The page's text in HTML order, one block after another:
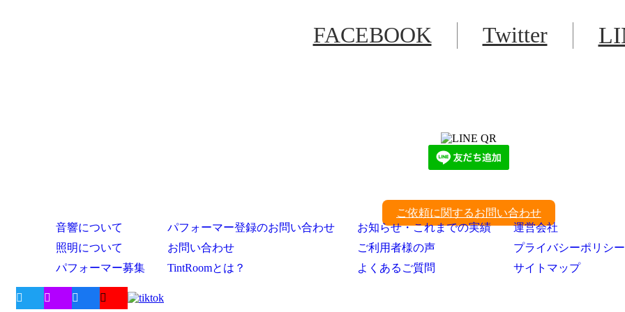
FACEBOOK Twitter
ご依頼に関するお問い合わせ
音響について
照明について
パフォーマー募集
パフォーマー登録のお問い合わせ
お問い合わせ
TintRoomとは？
お知らせ・これまでの実績
ご利用者様の声
よくあるご質問
運営会社
プライバシーポリシー
サイトマップ